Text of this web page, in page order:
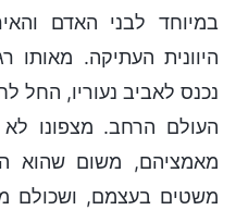
במיוחד לבני האדם
היוונית העתיקה.
נכנס לאביב נעוריו, החל
העולם הרחב. מצפונו לא
מאמציהם, משום שהוא
משטים בעצמם, ושכולם